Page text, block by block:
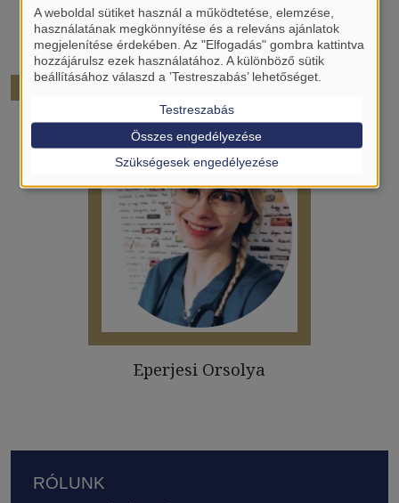
Kávási Sarolta
GASZTROENTEROLÓGIA
Eperjesi Orsolya
Lábléc
RÓLUNK
A weboldal sütiket használ a működtetése, elemzése,
használatának megkönnyítése és a releváns ajánlatok
megjelenítése érdekében. Az "Elfogadás" gombra kattintva
hozzájárulsz ezek használatához. A különböző sütik
beállításához válaszd a ’Testreszabás’ lehetőséget.
Testreszabás
Szükségesek engedélyezése
Összes engedélyezése